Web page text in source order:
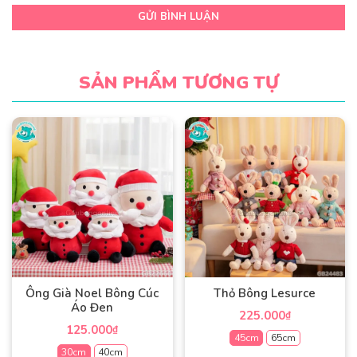
GỬI BÌNH LUẬN
SẢN PHẨM TƯƠNG TỰ
Ông Già Noel Bông Cúc
Áo Đen
125.000₫
30cm
40cm
Thỏ Bông Lesurce
225.000₫
45cm
65cm